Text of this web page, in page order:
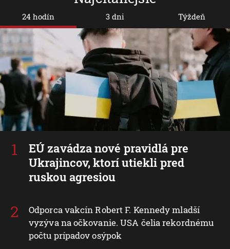
24 hodín
EÚ zavádza nové pravidlá pre
Ukrajincov, ktorí utiekli pred
ruskou agresiou
Odporca vakcín Robert F. Kennedy mladší
vyzýva na očkovanie. USA čelia rekordnému
počtu prípadov osýpok
3 dni Týždeň